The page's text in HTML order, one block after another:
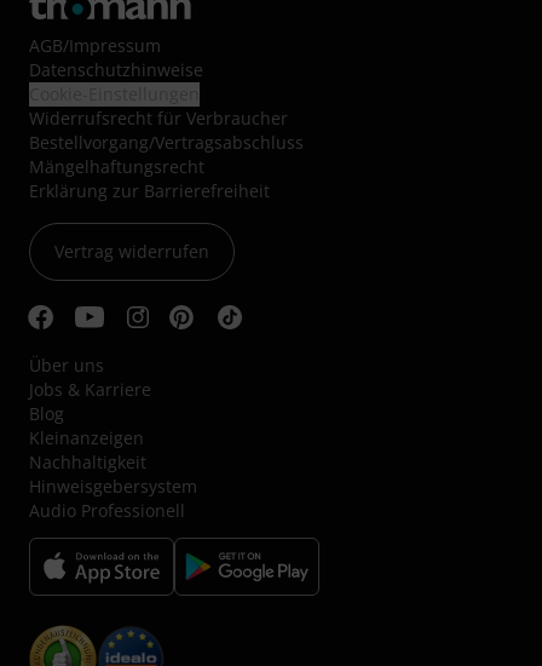
AGB/Impressum
Datenschutzhinweise
Widerrufsrecht für Verbraucher
Bestellvorgang/Vertragsabschluss
Mängelhaftungsrecht
Erklärung zur Barrierefreiheit
Vertrag widerrufen
Über uns
Jobs & Karriere
Blog
Kleinanzeigen
Nachhaltigkeit
Hinweisgebersystem
Audio Professionell